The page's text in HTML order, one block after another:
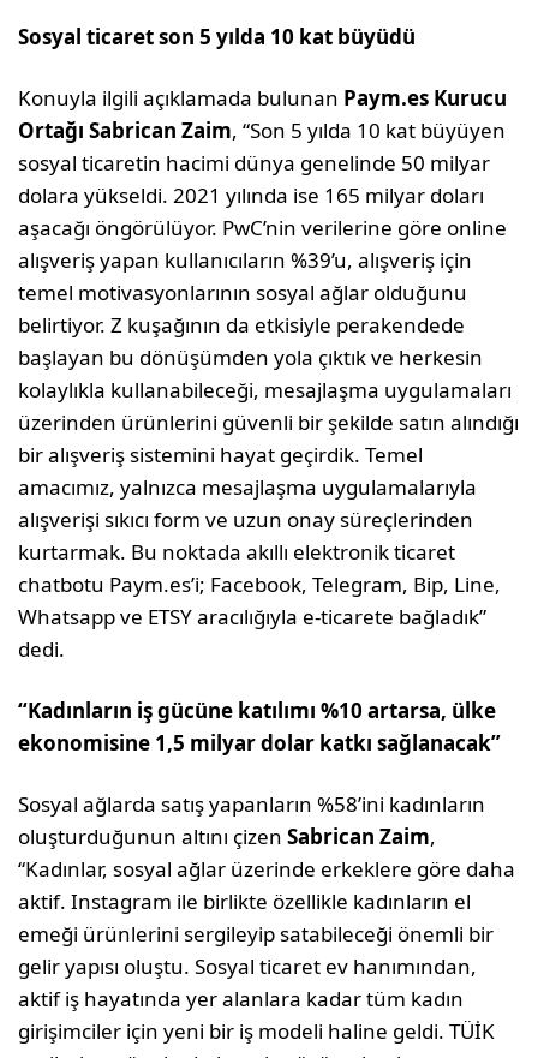
Sosyal ticaret son 5 yılda 10 kat büyüdü
Konuyla ilgili açıklamada bulunan Paym.es Kurucu
Ortağı Sabrican Zaim, “Son 5 yılda 10 kat büyüyen
sosyal ticaretin hacimi dünya genelinde 50 milyar
dolara yükseldi. 2021 yılında ise 165 milyar doları
aşacağı öngörülüyor. PwC’nin verilerine göre online
alışveriş yapan kullanıcıların %39’u, alışveriş için
temel motivasyonlarının sosyal ağlar olduğunu
belirtiyor. Z kuşağının da etkisiyle perakendede
başlayan bu dönüşümden yola çıktık ve herkesin
kolaylıkla kullanabileceği, mesajlaşma uygulamaları
üzerinden ürünlerini güvenli bir şekilde satın alındığı
bir alışveriş sistemini hayat geçirdik. Temel
amacımız, yalnızca mesajlaşma uygulamalarıyla
alışverişi sıkıcı form ve uzun onay süreçlerinden
kurtarmak. Bu noktada akıllı elektronik ticaret
chatbotu Paym.es’i; Facebook, Telegram, Bip, Line,
Whatsapp ve ETSY aracılığıyla e-ticarete bağladık”
dedi.
“Kadınların iş gücüne katılımı %10 artarsa, ülke
ekonomisine 1,5 milyar dolar katkı sağlanacak”
Sosyal ağlarda satış yapanların %58’ini kadınların
oluşturduğunun altını çizenSabrican Zaim,
“Kadınlar, sosyal ağlar üzerinde erkeklere göre daha
aktif. Instagram ile birlikte özellikle kadınların el
emeği ürünlerini sergileyip satabileceği önemli bir
gelir yapısı oluştu. Sosyal ticaret ev hanımından,
aktif iş hayatında yer alanlara kadar tüm kadın
girişimciler için yeni bir iş modeli haline geldi. TÜİK